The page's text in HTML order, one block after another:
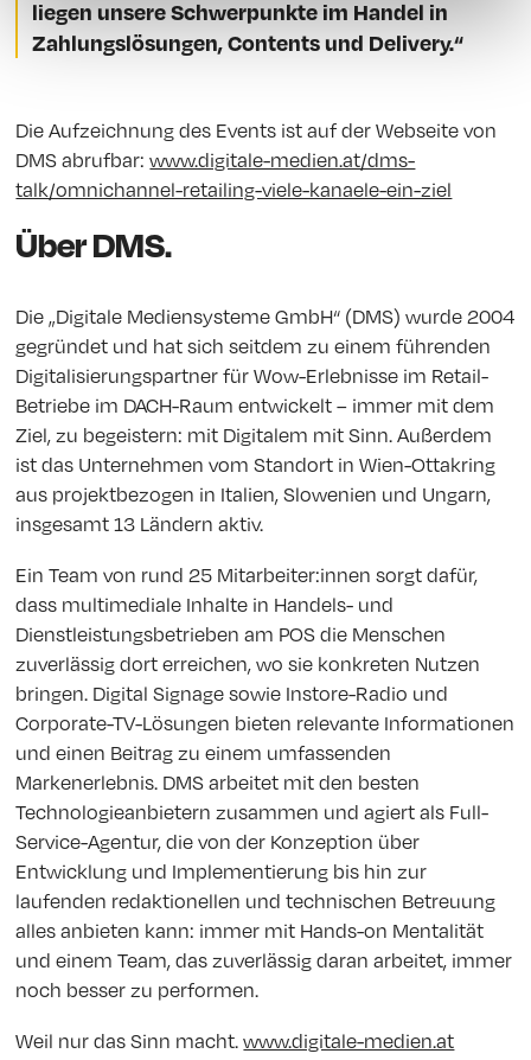
liegen unsere Schwerpunkte im Handel in
Zahlungslösungen, Contents und Delivery.“
Die Aufzeichnung des Events ist auf der Webseite von
DMS abrufbar:www.digitale-medien.at/dms-
talk/omnichannel-retailing-viele-kanaele-ein-ziel
Über DMS.
Die „Digitale Mediensysteme GmbH“ (DMS) wurde 2004
gegründet und hat sich seitdem zu einem führenden
Digitalisierungspartner für Wow-Erlebnisse im Retail-
Betriebe im DACH-Raum entwickelt – immer mit dem
Ziel, zu begeistern: mit Digitalem mit Sinn. Außerdem
ist das Unternehmen vom Standort in Wien-Ottakring
aus projektbezogen in Italien, Slowenien und Ungarn,
insgesamt 13 Ländern aktiv.
Ein Team von rund 25 Mitarbeiter:innen sorgt dafür,
dass multimediale Inhalte in Handels- und
Dienstleistungsbetrieben am POS die Menschen
zuverlässig dort erreichen, wo sie konkreten Nutzen
bringen. Digital Signage sowie Instore-Radio und
Corporate-TV-Lösungen bieten relevante Informationen
und einen Beitrag zu einem umfassenden
Markenerlebnis. DMS arbeitet mit den besten
Technologieanbietern zusammen und agiert als Full-
Service-Agentur, die von der Konzeption über
Entwicklung und Implementierung bis hin zur
laufenden redaktionellen und technischen Betreuung
alles anbieten kann: immer mit Hands-on Mentalität
und einem Team, das zuverlässig daran arbeitet, immer
noch besser zu performen.
Weil nur das Sinn macht.www.digitale-medien.at